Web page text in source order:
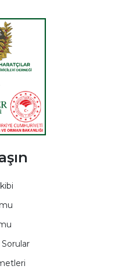
Sorular